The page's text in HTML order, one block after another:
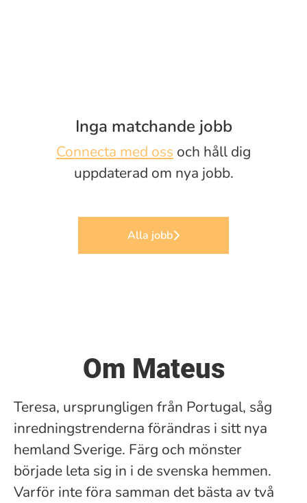
Inga matchande jobb
Connecta med oss och håll dig
uppdaterad om nya jobb.
Alla jobb
Om Mateus
Teresa, ursprungligen från Portugal, såg
inredningstrenderna förändras i sitt nya
hemland Sverige. Färg och mönster
började leta sig in i de svenska hemmen.
Varför inte föra samman det bästa av två